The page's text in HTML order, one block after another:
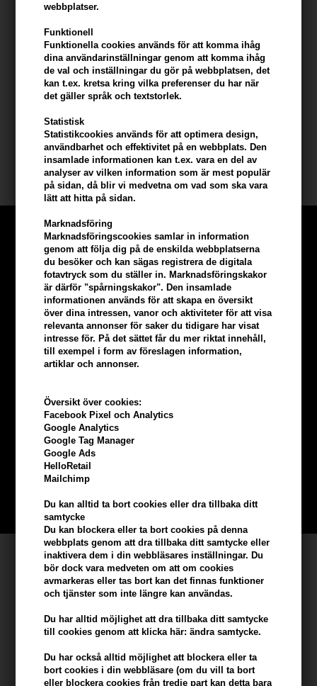
webbplatser.
Funktionell
Funktionella cookies används för att komma ihåg
dina användarinställningar genom att komma ihåg
de val och inställningar du gör på webbplatsen, det
kan t.ex. kretsa kring vilka preferenser du har när
det gäller språk och textstorlek.
Statistisk
Statistikcookies används för att optimera design,
användbarhet och effektivitet på en webbplats. Den
insamlade informationen kan t.ex. vara en del av
analyser av vilken information som är mest populär
på sidan, då blir vi medvetna om vad som ska vara
lätt att hitta på sidan.
Marknadsföring
Marknadsföringscookies samlar in information
genom att följa dig på de enskilda webbplatserna
du besöker och kan sägas registrera de digitala
fotavtryck som du ställer in. Marknadsföringskakor
är därför "spårningskakor". Den insamlade
informationen används för att skapa en översikt
över dina intressen, vanor och aktiviteter för att visa
relevanta annonser för saker du tidigare har visat
intresse för. På det sättet får du mer riktat innehåll,
till exempel i form av föreslagen information,
artiklar och annonser.
Översikt över cookies:
Facebook Pixel och Analytics
Google Analytics
Google Tag Manager
Google Ads
HelloRetail
Mailchimp
Du kan alltid ta bort cookies eller dra tillbaka ditt
samtycke
Du kan blockera eller ta bort cookies på denna
webbplats genom att dra tillbaka ditt samtycke eller
inaktivera dem i din webbläsares inställningar. Du
bör dock vara medveten om att om cookies
avmarkeras eller tas bort kan det finnas funktioner
och tjänster som inte längre kan användas.
Du har alltid möjlighet att dra tillbaka ditt samtycke
till cookies genom att klicka här: ändra samtycke.
Du har också alltid möjlighet att blockera eller ta
bort cookies i din webbläsare (om du vill ta bort
eller blockera cookies från tredje part kan detta bara
återställa styrkan i håret, återställa hårets pH-balans och göra håret
Användande
- Applicera på handdukstorkat hår
- Applicera på håret i 3-5 minuter
Storlek: 250 ml
Redken
Tjäna5% bonus
beställning
Bli en del av vår kundklubb gratis och få rabatter när du handlar
BLI EN GRATIS MEDLEM HÄR
Kundservice
Hair247
Frisenborgvej 6A
DK-7800 Skive
info@hair247.se
Kom ihåg att vi har